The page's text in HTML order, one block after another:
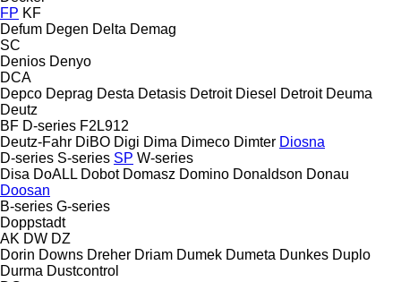
FP KF
Defum Degen Delta Demag
SC
Denios Denyo
DCA
Depco Deprag Desta Detasis Detroit Diesel Detroit Deuma
Deutz
BF D-series F2L912
Deutz-Fahr DiBO Digi Dima Dimeco Dimter Diosna
D-series S-series SP W-series
Disa DoALL Dobot Domasz Domino Donaldson Donau
Doosan
B-series G-series
Doppstadt
AK DW DZ
Dorin Downs Dreher Driam Dumek Dumeta Dunkes Duplo
Durma Dustcontrol